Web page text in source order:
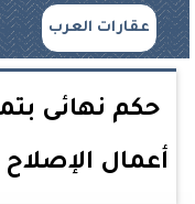
عقارات العرب
حكم نهائى
أعمال الإصلاح